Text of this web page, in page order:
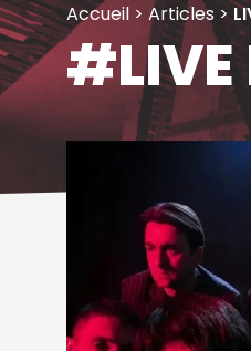
Accueil > Articles >
#LIVE